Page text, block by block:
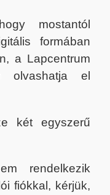
mostantól
formában
a Lapcentrum
olvashatja el
két egyszerű
rendelkezik
fiókkal, kérjük,